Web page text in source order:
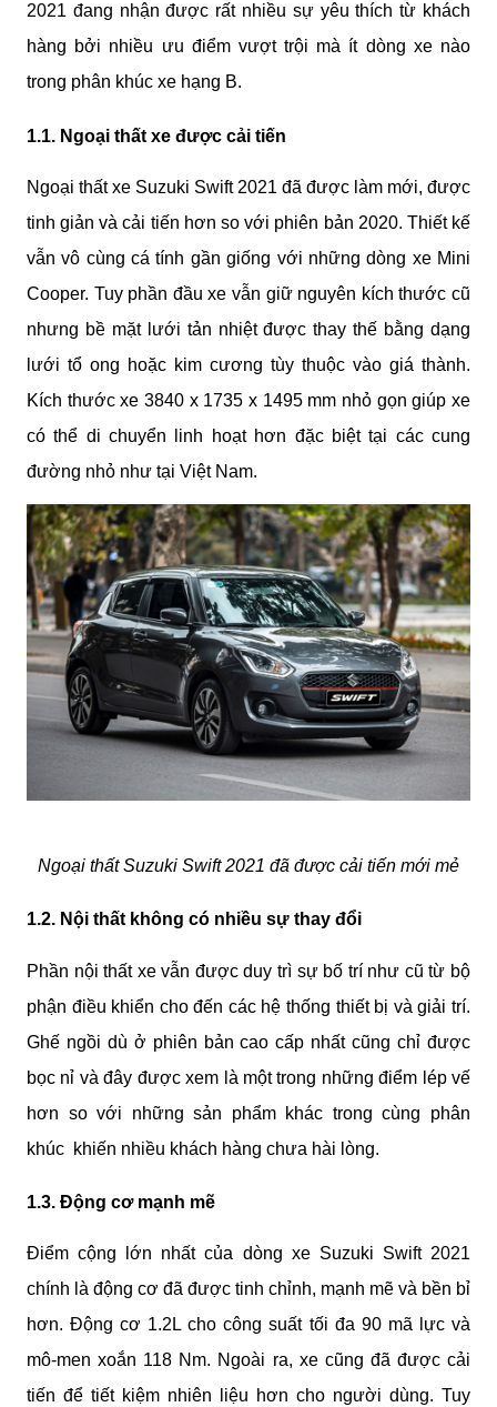
2021 đang nhận được rất nhiều sự yêu thích từ khách
hàng bởi nhiều ưu điểm vượt trội mà ít dòng xe nào
trong phân khúc xe hạng B.
1.1. Ngoại thất xe được cải tiến
Ngoại thất xe Suzuki Swift 2021 đã được làm mới, được
tinh giản và cải tiến hơn so với phiên bản 2020. Thiết kế
vẫn vô cùng cá tính gần giống với những dòng xe Mini
Cooper. Tuy phần đầu xe vẫn giữ nguyên kích thước cũ
nhưng bề mặt lưới tản nhiệt được thay thế bằng dạng
lưới tổ ong hoặc kim cương tùy thuộc vào giá thành.
Kích thước xe 3840 x 1735 x 1495 mm nhỏ gọn giúp xe
có thể di chuyển linh hoạt hơn đặc biệt tại các cung
đường nhỏ như tại Việt Nam.
Ngoại thất Suzuki Swift 2021 đã được cải tiến mới mẻ
1.2. Nội thất không có nhiều sự thay đổi
Phần nội thất xe vẫn được duy trì sự bố trí như cũ từ bộ
phận điều khiển cho đến các hệ thống thiết bị và giải trí.
Ghế ngồi dù ở phiên bản cao cấp nhất cũng chỉ được
bọc nỉ và đây được xem là một trong những điểm lép vế
hơn so với những sản phẩm khác trong cùng phân
khúc  khiến nhiều khách hàng chưa hài lòng.
1.3. Động cơ mạnh mẽ
Điểm cộng lớn nhất của dòng xe Suzuki Swift 2021
chính là động cơ đã được tinh chỉnh, mạnh mẽ và bền bỉ
hơn. Động cơ 1.2L cho công suất tối đa 90 mã lực và
mô-men xoắn 118 Nm. Ngoài ra, xe cũng đã được cải
tiến để tiết kiệm nhiên liệu hơn cho người dùng. Tuy